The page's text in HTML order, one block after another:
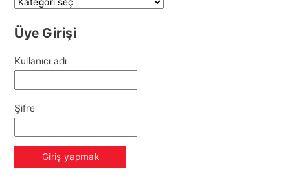
Üye Girişi
Kullanıcı adı
Şifre